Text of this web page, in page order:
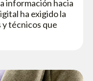
información hacia
ha exigido la
técnicos que